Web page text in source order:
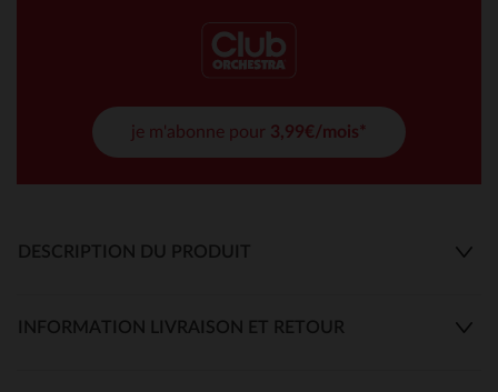
je m'abonne pour 3,99€/mois*
DESCRIPTION DU PRODUIT
INFORMATION LIVRAISON ET RETOUR